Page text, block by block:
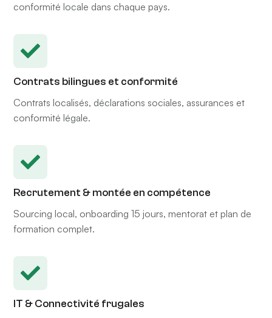
conformité locale dans chaque pays.
Contrats bilingues et conformité
Contrats localisés, déclarations sociales, assurances et
conformité légale.
Recrutement & montée en compétence
Sourcing local, onboarding 15 jours, mentorat et plan de
formation complet.
IT & Connectivité frugales